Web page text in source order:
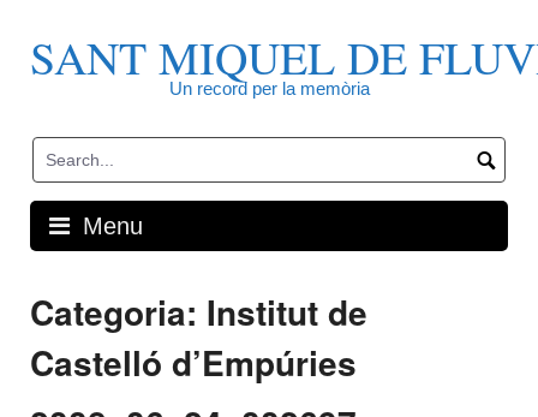
contentSANT MIQUEL DE
Un record per la memòria
Menu
Categoria: Institut de
Castelló d’Empúries